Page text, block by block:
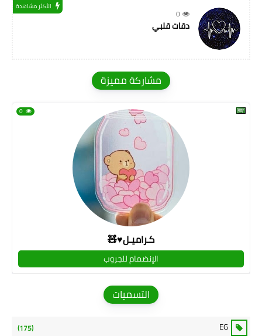
0
الأكثر مشاهدة
دقات قلبي
مشاركة مميزة
كـراميـل♥🧸
0
الإنضمام للجروب
التسميات
EG
(175)